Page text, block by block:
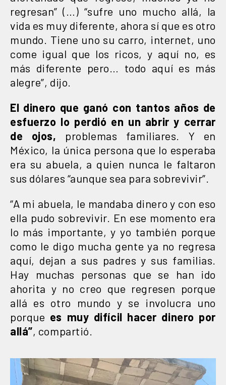
regresan” (…) “sufre uno mucho allá, la
vida es muy diferente, ahora sí que es otro
mundo. Tiene uno su carro, internet, uno
come igual que los ricos, y aquí no, es
más diferente pero… todo aquí es más
alegre”, dijo.
El dinero que ganó con tantos años de
esfuerzo lo perdió en un abrir y cerrar
de ojos, problemas familiares. Y en
México, la única persona que lo esperaba
era su abuela, a quien nunca le faltaron
sus dólares “aunque sea para sobrevivir”.
“A mi abuela, le mandaba dinero y con eso
ella pudo sobrevivir. En ese momento era
lo más importante, y yo también porque
como le digo mucha gente ya no regresa
aquí, dejan a sus padres y sus familias.
Hay muchas personas que se han ido
ahorita y no creo que regresen porque
allá es otro mundo y se involucra uno
porque es muy difícil hacer dinero por
allá”, compartió.